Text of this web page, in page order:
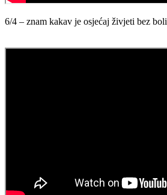
6/4 – znam kakav je osjećaj živjeti bez boli